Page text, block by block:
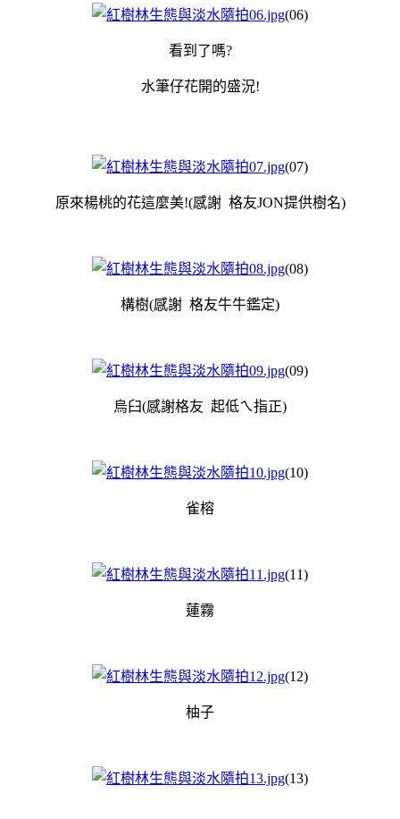
(06)
看到了嗎?
水筆仔花開的盛況!
(07)
原來楊桃的花這麼美!(感謝 格友JON提供樹名)
(08)
構樹(感謝 格友牛牛鑑定)
(09)
烏臼(感謝格友 起低ㄟ指正)
(10)
雀榕
(11)
蓮霧
(12)
柚子
(13)